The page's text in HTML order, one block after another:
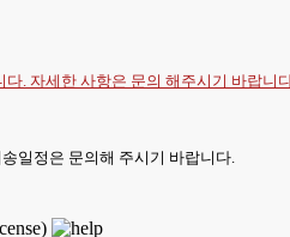
다. 자세한 사항은 문의 해주시기 바랍니
일정은 문의해 주시기 바랍니다.